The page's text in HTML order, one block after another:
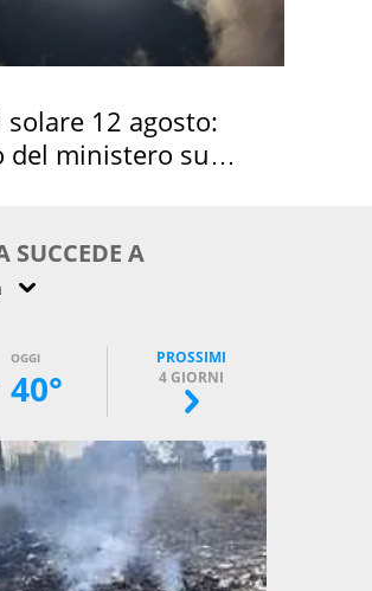
solare 12 agosto:
del ministero su